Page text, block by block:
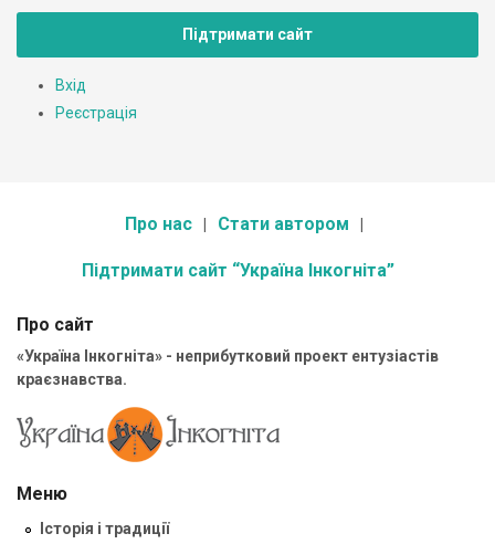
Підтримати сайт
Вхід
Реєстрація
Про нас Стати автором
Підтримати сайт “Україна Інкогніта”
Про сайт
«Україна Інкогніта» - неприбутковий проект ентузіастів
краєзнавства.
Меню
Історія і традиції